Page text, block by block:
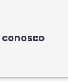
conosco